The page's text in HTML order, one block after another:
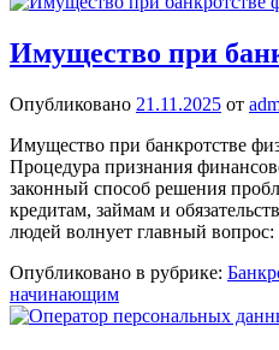
Имущество при
Опубликовано 21.11.2025 от
Имущество при банкротстве
Процедура признания
законный способ решения
кредитам, займам и
людей волнует главный
Опубликовано в рубрике:
начинающим